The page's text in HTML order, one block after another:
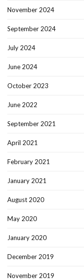
November 2024
September 2024
July 2024
June 2024
October 2023
June 2022
September 2021
April 2021
February 2021
January 2021
August 2020
May 2020
January 2020
December 2019
November 2019